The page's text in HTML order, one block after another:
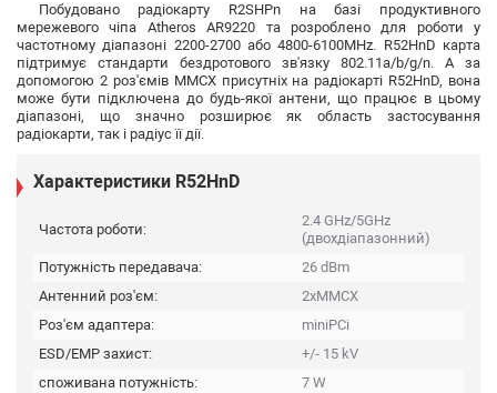
Побудовано радіокарту R2SHPn на базі продуктивного
мережевого чіпа Atheros AR9220 та розроблено для роботи у
частотному діапазоні 2200-2700 або 4800-6100MHz. R52HnD карта
підтримує стандарти бездротового зв'язку 802.11a/b/g/n. А за
допомогою 2 роз'ємів MMCX присутніх на радіокарті R52HnD, вона
може бути підключена до будь-якої антени, що працює в цьому
діапазоні, що значно розширює як область застосування
радіокарти, так і радіус її дії.
Характеристики R52HnD
Частота роботи:
2.4 GHz/5GHz
(двохдіапазонний)
Потужність передавача:
26 dBm
Антенний роз'єм:
2xMMCX
Роз'єм адаптера:
miniPCi
ESD/EMP захист:
+/- 15 kV
споживана потужність:
7 W